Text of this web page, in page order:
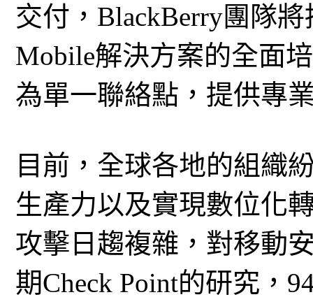
交付，BlackBerry團隊將
Mobile解決方案的全面
為單一聯絡點，提供專
目前，全球各地的組織
生產力以及實現數位化
攻擊日趨複雜，對移動
期Check Point的研究，